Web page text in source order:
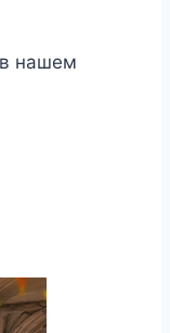
нашем